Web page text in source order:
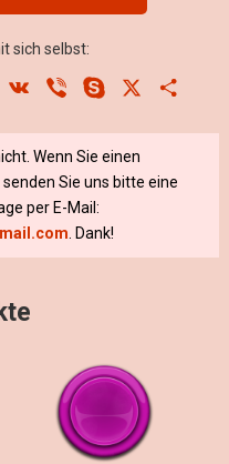
sich selbst:
Telegram
VK Viber Skype
Wenn Sie einen
Sie uns bitte eine
per E-Mail:
. Dank!